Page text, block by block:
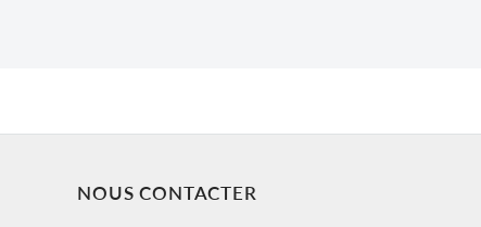
NOUS CONTACTER